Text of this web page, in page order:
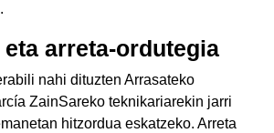
arreta-ordutegia
nahi dituzten Arrasateko
ZainSareko teknikariarekin jarri
hitzordua eskatzeko. Arreta